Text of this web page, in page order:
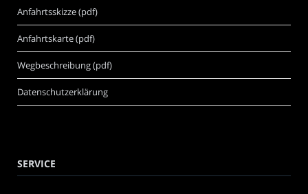
Anfahrtsskizze (pdf)
Anfahrtskarte (pdf)
Wegbeschreibung (pdf)
Datenschutzerklärung
SERVICE